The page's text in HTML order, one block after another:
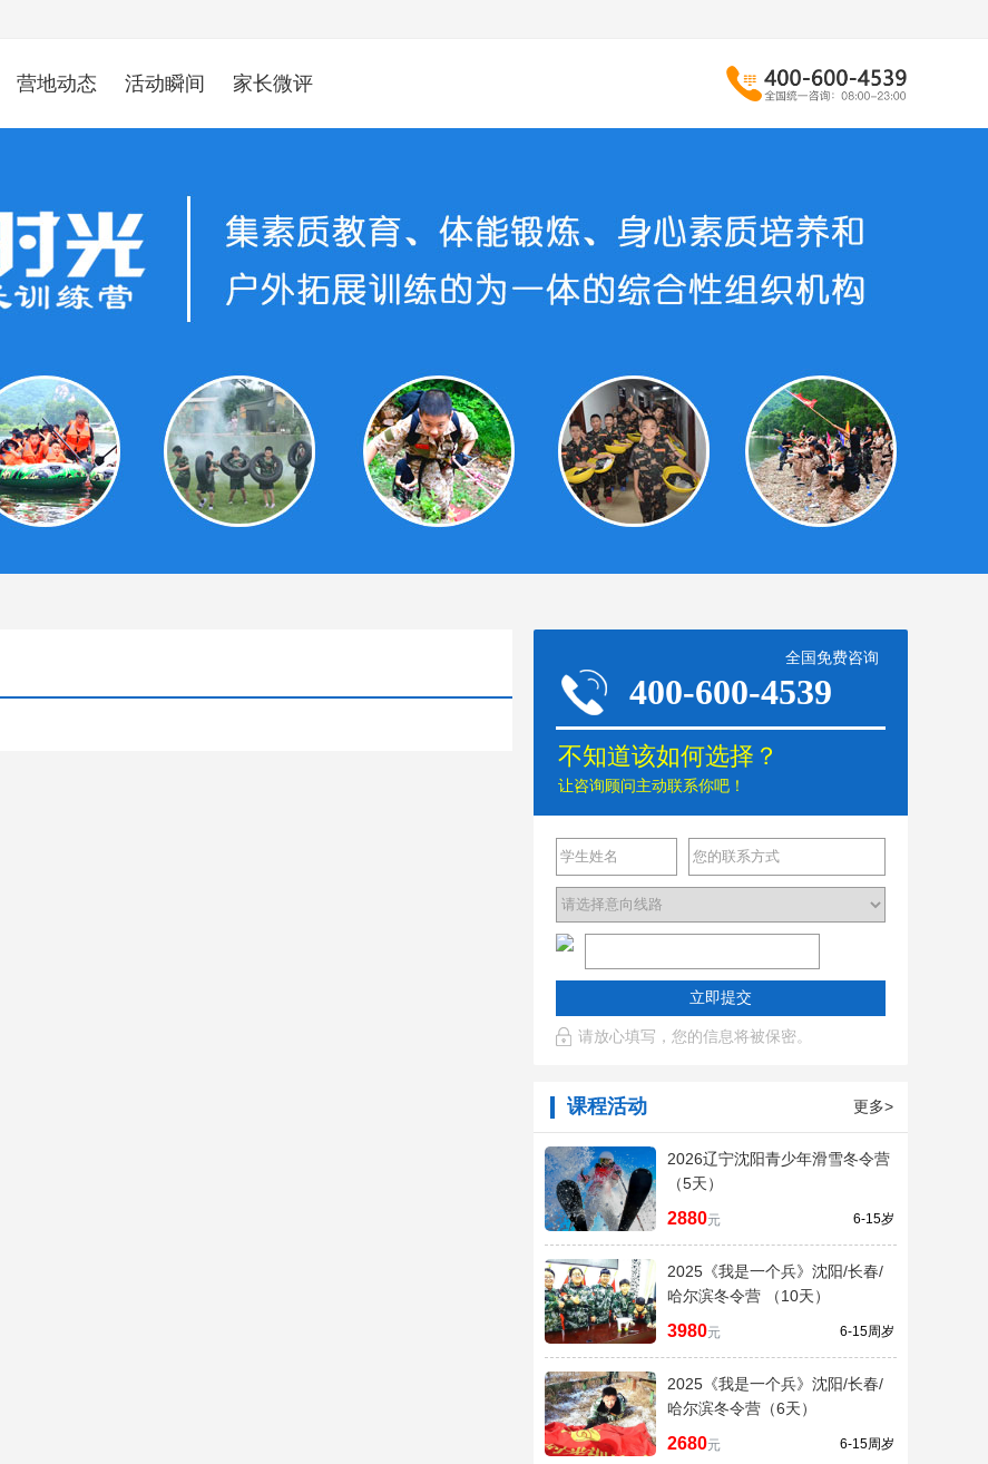
营地动态 活动瞬间 家长微评
全国免费咨询
400-600-4539
不知道该如何选择？
让咨询顾问主动联系你吧！
立即提交
请放心填写，您的信息将被保密。
课程活动 更多>
2026辽宁沈阳青少年滑雪冬令营
（5天）
2880元 6-15岁
2025《我是一个兵》沈阳/长春/
哈尔滨冬令营 （10天）
3980元 6-15周岁
2025《我是一个兵》沈阳/长春/
哈尔滨冬令营（6天）
2680元 6-15周岁